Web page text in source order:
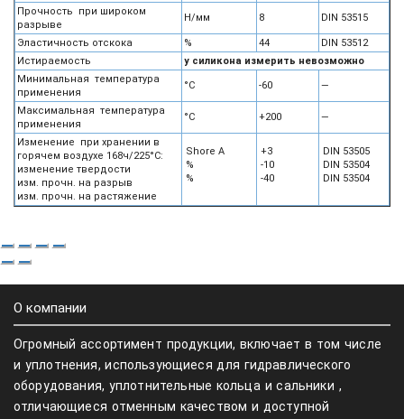
Прочность при широком
разрыве
Н/мм 8 DIN 53515
Эластичность отскока % 44
DIN 53512
Истираемость
у силикона измерить невозможно
Минимальная температура
применения
°С -60 —
Максимальная температура
применения
°С +200 —
Изменение при хранении в
горячем воздухе 168ч/225°С:
изменение твердости
изм. прочн. на разрыв
изм. прочн. на растяжение
Shore A
%
%
+3
-10
-40
DIN 53505
DIN 53504
DIN 53504
О компании
Огромный ассортимент продукции, включает в том числе
и уплотнения, использующиеся для гидравлического
оборудования, уплотнительные кольца и сальники ,
отличающиеся отменным качеством и доступной